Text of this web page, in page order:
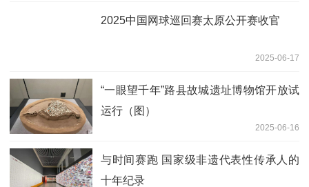
2025中国网球巡回赛太原公开赛收官
2025-06-17
“一眼望千年”路县故城遗址博物馆开放试
运行（图）
2025-06-16
与时间赛跑 国家级非遗代表性传承人的
十年纪录